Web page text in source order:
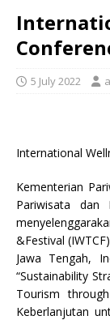
5 July 2022
International
Kementerian
Pariwisata dan
&Festival
Jawa Tengah,
“Sustainability
Tourism
Keberlanjutan